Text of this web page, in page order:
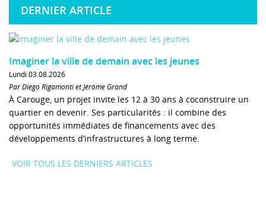
DERNIER ARTICLE
Imaginer la ville de demain avec les jeunes
Lundi 03.08.2026
Par Diego Rigamonti et Jérôme Grand
À Carouge, un projet invite les 12 à 30 ans à coconstruire un
quartier en devenir. Ses particularités : il combine des
opportunités immédiates de financements avec des
développements d’infrastructures à long terme.
VOIR TOUS LES DERNIERS ARTICLES